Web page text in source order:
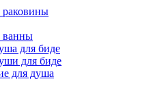
раковины
ванны
для биде
для биде
для душа